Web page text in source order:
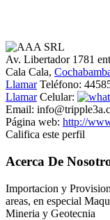
Av. Libertador 1781
Cala Cala,
Llamar Teléfono:
Llamar Celular:
Email:
Página web: http://
Califica este perfil
Acerca De
Importacion y
areas, en especial
Mineria y Geotecnia